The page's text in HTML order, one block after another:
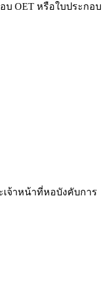
บ OET หรือใบประกอบ
จ้าหน้าที่หอบังคับการ